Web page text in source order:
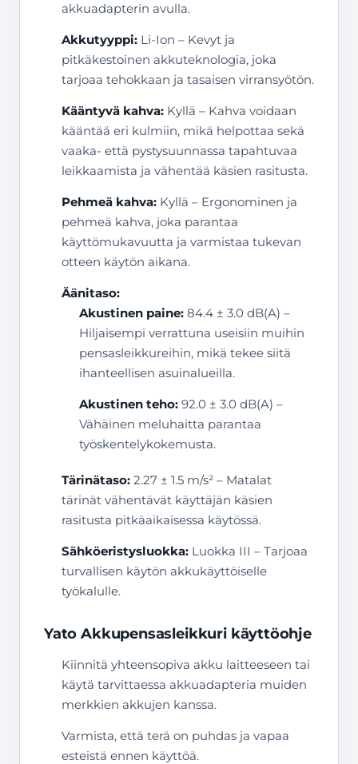
akkuadapterin avulla.
Akkutyyppi: Li-Ion – Kevyt ja
pitkäkestoinen akkuteknologia, joka
tarjoaa tehokkaan ja tasaisen virransyötön.
Kääntyvä kahva: Kyllä – Kahva voidaan
kääntää eri kulmiin, mikä helpottaa sekä
vaaka- että pystysuunnassa tapahtuvaa
leikkaamista ja vähentää käsien rasitusta.
Pehmeä kahva: Kyllä – Ergonominen ja
pehmeä kahva, joka parantaa
käyttömukavuutta ja varmistaa tukevan
otteen käytön aikana.
Äänitaso:
Akustinen paine: 84.4 ± 3.0 dB(A) –
Hiljaisempi verrattuna useisiin muihin
pensasleikkureihin, mikä tekee siitä
ihanteellisen asuinalueilla.
Akustinen teho: 92.0 ± 3.0 dB(A) –
Vähäinen meluhaitta parantaa
työskentelykokemusta.
Tärinätaso: 2.27 ± 1.5 m/s² – Matalat
tärinät vähentävät käyttäjän käsien
rasitusta pitkäaikaisessa käytössä.
Sähköeristysluokka: Luokka III – Tarjoaa
turvallisen käytön akkukäyttöiselle
työkalulle.
Yato Akkupensasleikkuri käyttöohje
Kiinnitä yhteensopiva akku laitteeseen tai
käytä tarvittaessa akkuadapteria muiden
merkkien akkujen kanssa.
Varmista, että terä on puhdas ja vapaa
esteistä ennen käyttöä.